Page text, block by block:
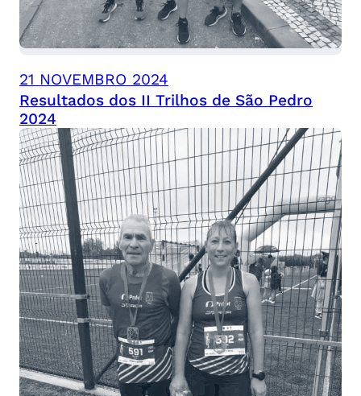
21 NOVEMBRO 2024
Resultados dos II Trilhos de São Pedro
2024